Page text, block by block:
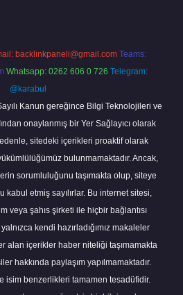
backlinkpaneli@gmail.com Teams:
Whatsapp: 0262 606 0 726 Telegram:
@karabul
Kanun gereğince Bilgi Teknolojileri ve
onaylanmış bir Yer Sağlayıcı olarak
sitedeki içerikleri proaktif olarak
bulunmamaktadır. Ancak,
sorumluluğunu taşımakta olup, siteye
etmiş sayılırlar. Bu internet sitesi,
veya şahıs şirketi ile hiçbir bağlantısı
kendi hazırladığımız makaleler
alan içerikler haber niteliği taşımamakta
hakkında paylaşım yapılmamaktadır.
isim benzerlikleri tamamen tesadüfidir.